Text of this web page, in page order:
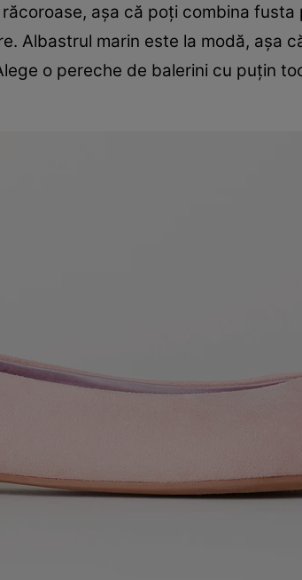
aşa că poţi combina
Albastrul marin este la modă, aşa
o pereche de balerini cu puţin